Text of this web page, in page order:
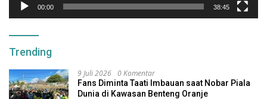
00:00 38:45
Trending
9 Juli 2026 0 Komentar
Fans Diminta Taati Imbauan saat Nobar Piala
Dunia di Kawasan Benteng Oranje